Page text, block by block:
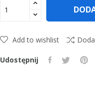
Add to wishlist
Udostępnij